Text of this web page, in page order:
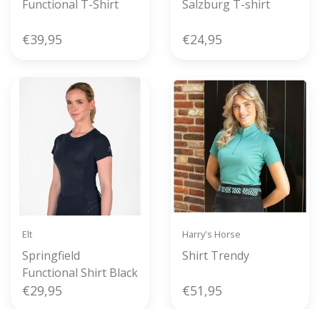
Functional T-Shirt
€39,95
Salzburg T-shirt
€24,95
Elt
Springfield
Functional Shirt Black
€29,95
Harry's Horse
Shirt Trendy
€51,95